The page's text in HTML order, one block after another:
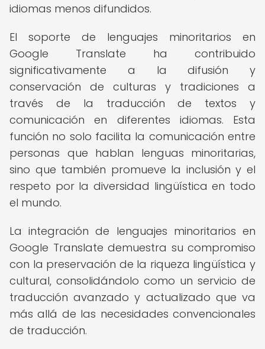
idiomas menos difundidos.
El soporte de lenguajes minoritarios en
Google Translate ha contribuido
significativamente a la difusión y
conservación de culturas y tradiciones a
través de la traducción de textos y
comunicación en diferentes idiomas. Esta
función no solo facilita la comunicación entre
personas que hablan lenguas minoritarias,
sino que también promueve la inclusión y el
respeto por la diversidad lingüística en todo
el mundo.
La integración de lenguajes minoritarios en
Google Translate demuestra su compromiso
con la preservación de la riqueza lingüística y
cultural, consolidándolo como un servicio de
traducción avanzado y actualizado que va
más allá de las necesidades convencionales
de traducción.